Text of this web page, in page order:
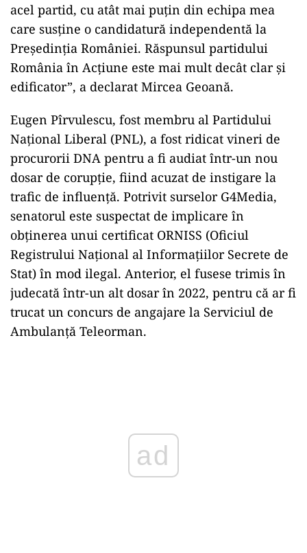
acel partid, cu atât mai puțin din echipa mea
care susține o candidatură independentă la
Președinția României. Răspunsul partidului
România în Acțiune este mai mult decât clar și
edificator”, a declarat Mircea Geoană.
Eugen Pîrvulescu, fost membru al Partidului
Național Liberal (PNL), a fost ridicat vineri de
procurorii DNA pentru a fi audiat într-un nou
dosar de corupție, fiind acuzat de instigare la
trafic de influență. Potrivit surselor G4Media,
senatorul este suspectat de implicare în
obținerea unui certificat ORNISS (Oficiul
Registrului Național al Informațiilor Secrete de
Stat) în mod ilegal. Anterior, el fusese trimis în
judecată într-un alt dosar în 2022, pentru că ar fi
trucat un concurs de angajare la Serviciul de
Ambulanță Teleorman.